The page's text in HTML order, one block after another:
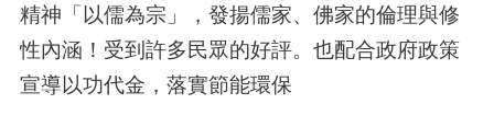
精神「以儒為宗」，發揚儒家、佛家的倫理與修
性內涵！受到許多民眾的好評。也配合政府政策
宣導以功代金，落實節能環保